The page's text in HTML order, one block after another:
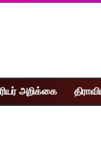
அறிக்கை